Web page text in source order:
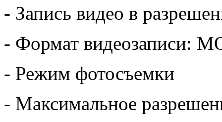
- Запись видео в
- Формат видеозаписи:
- Режим фотосъемки
- Максимальное